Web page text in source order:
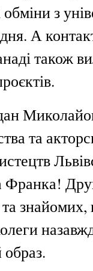
обміни з
А
також
та
Франка!
та